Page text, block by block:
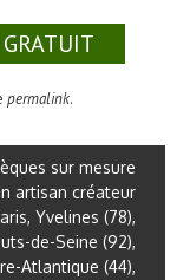
permalink.
sur mesure
artisan créateur
Yvelines (78),
de-Seine (92),
Atlantique (44),